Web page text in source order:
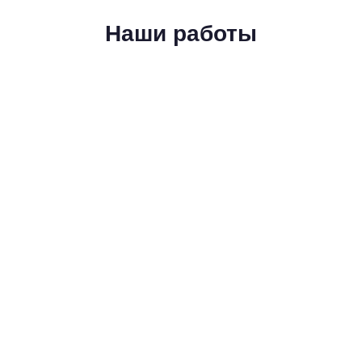
Наши работы